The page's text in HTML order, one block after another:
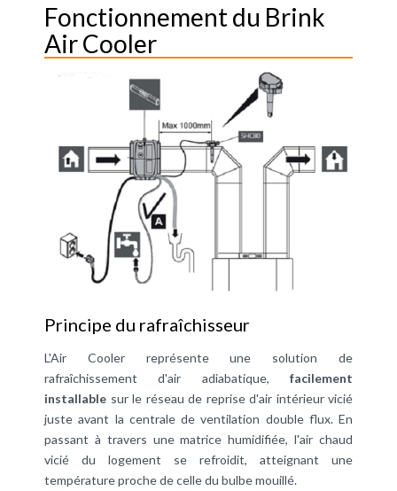
Fonctionnement du Brink
Air Cooler
Principe du rafraîchisseur
L'Air Cooler représente une solution de
rafraîchissement d'air adiabatique, facilement
installable sur le réseau de reprise d'air intérieur vicié
juste avant la centrale de ventilation double flux. En
passant à travers une matrice humidifiée, l'air chaud
vicié du logement se refroidit, atteignant une
température proche de celle du bulbe mouillé.